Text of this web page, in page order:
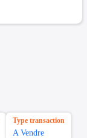
Type transaction
A Vendre